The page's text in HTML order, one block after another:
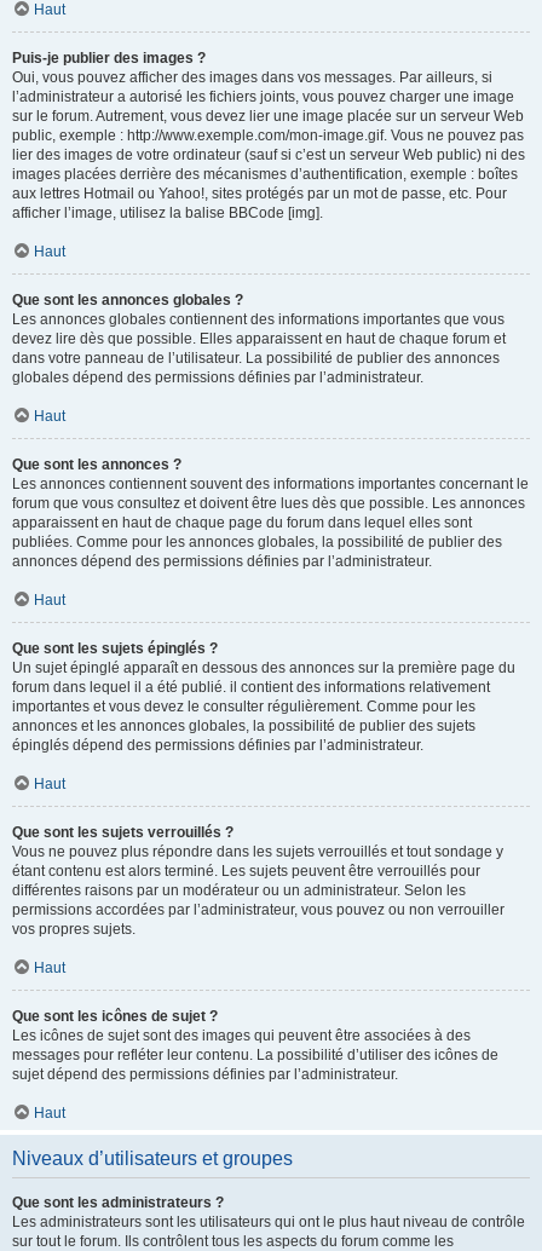
Haut
Puis-je publier des images ?
Oui, vous pouvez afficher des images dans vos messages. Par ailleurs, si
l’administrateur a autorisé les fichiers joints, vous pouvez charger une image
sur le forum. Autrement, vous devez lier une image placée sur un serveur Web
public, exemple : http://www.exemple.com/mon-image.gif. Vous ne pouvez pas
lier des images de votre ordinateur (sauf si c’est un serveur Web public) ni des
images placées derrière des mécanismes d’authentification, exemple : boîtes
aux lettres Hotmail ou Yahoo!, sites protégés par un mot de passe, etc. Pour
afficher l’image, utilisez la balise BBCode [img].
Haut
Que sont les annonces globales ?
Les annonces globales contiennent des informations importantes que vous
devez lire dès que possible. Elles apparaissent en haut de chaque forum et
dans votre panneau de l’utilisateur. La possibilité de publier des annonces
globales dépend des permissions définies par l’administrateur.
Haut
Que sont les annonces ?
Les annonces contiennent souvent des informations importantes concernant le
forum que vous consultez et doivent être lues dès que possible. Les annonces
apparaissent en haut de chaque page du forum dans lequel elles sont
publiées. Comme pour les annonces globales, la possibilité de publier des
annonces dépend des permissions définies par l’administrateur.
Haut
Que sont les sujets épinglés ?
Un sujet épinglé apparaît en dessous des annonces sur la première page du
forum dans lequel il a été publié. il contient des informations relativement
importantes et vous devez le consulter régulièrement. Comme pour les
annonces et les annonces globales, la possibilité de publier des sujets
épinglés dépend des permissions définies par l’administrateur.
Haut
Que sont les sujets verrouillés ?
Vous ne pouvez plus répondre dans les sujets verrouillés et tout sondage y
étant contenu est alors terminé. Les sujets peuvent être verrouillés pour
différentes raisons par un modérateur ou un administrateur. Selon les
permissions accordées par l’administrateur, vous pouvez ou non verrouiller
vos propres sujets.
Haut
Que sont les icônes de sujet ?
Les icônes de sujet sont des images qui peuvent être associées à des
messages pour refléter leur contenu. La possibilité d’utiliser des icônes de
sujet dépend des permissions définies par l’administrateur.
Haut
Niveaux d’utilisateurs et groupes
Que sont les administrateurs ?
Les administrateurs sont les utilisateurs qui ont le plus haut niveau de contrôle
sur tout le forum. Ils contrôlent tous les aspects du forum comme les